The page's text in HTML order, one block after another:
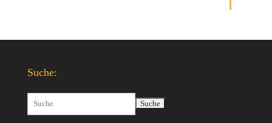
Suche:
Suchen